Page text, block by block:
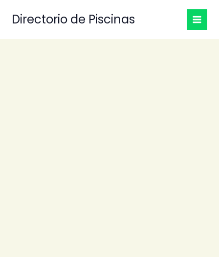
Directorio de Piscinas